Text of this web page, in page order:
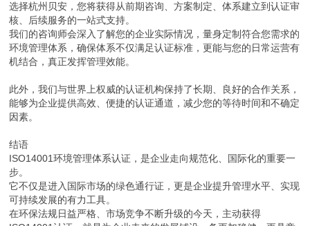
选择杭州贝安，您将获得从前期咨询、方案制定、体系建立到认证审
核、后续服务的一站式支持。
我们的咨询师会深入了解您的企业实际情况，量身定制符合您需求的
环境管理体系，确保体系不仅满足认证标准，更能与您的日常运营有
机结合，真正发挥管理效能。
此外，我们与世界上权威的认证机构保持了长期、良好的合作关系，
能够为企业提供高效、便捷的认证通道，减少您的等待时间和不确定
因素。
结语
ISO14001环境管理体系认证，是企业走向规范化、国际化的重要一
步。
它不仅是进入国际市场的绿色通行证，更是企业提升管理水平、实现
可持续发展的有力工具。
在环保法规日益严格、市场竞争不断升级的今天，主动获得